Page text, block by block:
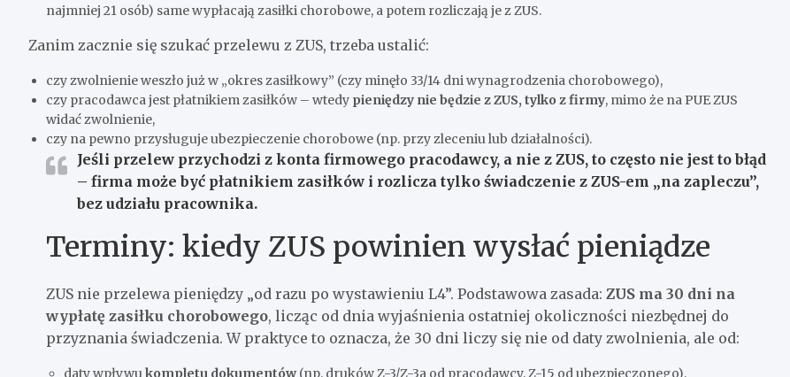
najmniej 21 osób) same wypłacają zasiłki chorobowe, a potem rozliczają je z ZUS.
Zanim zacznie się szukać przelewu z ZUS, trzeba ustalić:
czy zwolnienie weszło już w „okres zasiłkowy” (czy minęło 33/14 dni wynagrodzenia chorobowego),
czy pracodawca jest płatnikiem zasiłków – wtedy pieniędzy nie będzie z ZUS, tylko z firmy, mimo że na PUE ZUS
widać zwolnienie,
czy na pewno przysługuje ubezpieczenie chorobowe (np. przy zleceniu lub działalności).
Jeśli przelew przychodzi z konta firmowego pracodawcy, a nie z ZUS, to często nie jest to błąd
– firma może być płatnikiem zasiłków i rozlicza tylko świadczenie z ZUS-em „na zapleczu”,
bez udziału pracownika.
Terminy: kiedy ZUS powinien wysłać pieniądze
ZUS nie przelewa pieniędzy „od razu po wystawieniu L4”. Podstawowa zasada: ZUS ma 30 dni na
wypłatę zasiłku chorobowego, licząc od dnia wyjaśnienia ostatniej okoliczności niezbędnej do
przyznania świadczenia. W praktyce to oznacza, że 30 dni liczy się nie od daty zwolnienia, ale od:
daty wpływukompletu dokumentów(np. druków Z-3/Z-3a od pracodawcy, Z-15 od ubezpieczonego),